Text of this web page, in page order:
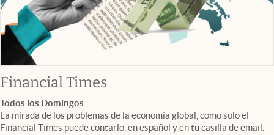
Financial Timesabre en nueva pestaña
Todos los Domingos
La mirada de los problemas de la economía global, como solo el
Financial Times puede contarlo, en español y en tu casilla de email.